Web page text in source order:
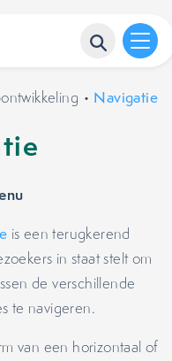
• Navigatie
is een terugkerend
in staat stelt om
de verschillende
te navigeren.
van een horizontaal of